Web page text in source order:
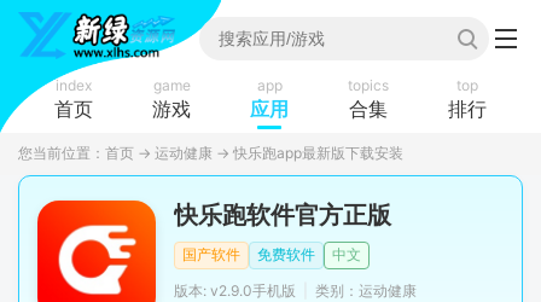
index
首页
game
游戏
app
应用
topics
合集
top
排行
您当前位置： 首页 → 运动健康 → 快乐跑app最新版下载安装
快乐跑软件官方正版
国产软件 免费软件
中文
版本: v2.9.0手机版
类别：运动健康